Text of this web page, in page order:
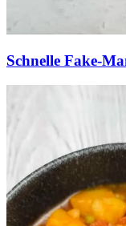
Schnelle Fake-